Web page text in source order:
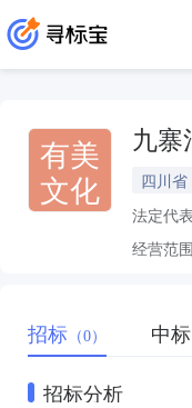
有美
文化
九寨
四川
法定代
经营范
招标 （0） 中标
招标分析